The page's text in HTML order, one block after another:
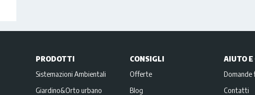
PRODOTTI
Sistemazioni Ambientali
Giardino&Orto urbano
CONSIGLI
Offerte
Blog
AIUTO
Domande
Contatti